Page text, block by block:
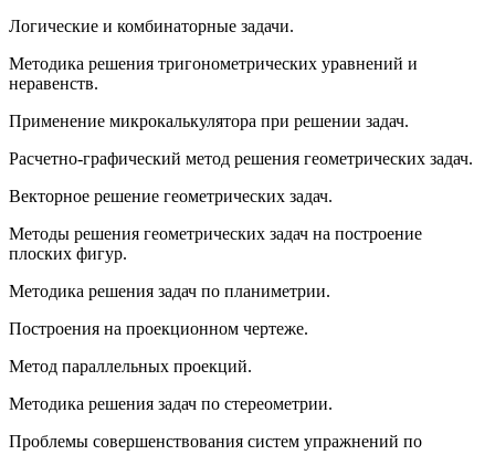
Логические и комбинаторные задачи.
Методика решения тригонометрических уравнений и
неравенств.
Применение микрокалькулятора при решении задач.
Расчетно-графический метод решения геометрических задач.
Векторное решение геометрических задач.
Методы решения геометрических задач на построение
плоских фигур.
Методика решения задач по планиметрии.
Построения на проекционном чертеже.
Метод параллельных проекций.
Методика решения задач по стереометрии.
Проблемы совершенствования систем упражнений по